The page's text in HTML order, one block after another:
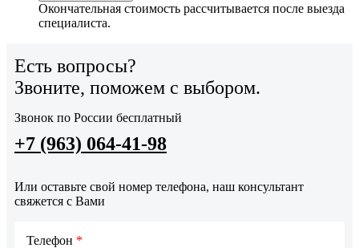
Окончательная стоимость рассчитывается после выезда
специалиста.
Есть вопросы?
Звоните, поможем с выбором.
Звонок по России бесплатный
+7 (963) 064-41-98
Или оставьте свой номер телефона, наш консультант
свяжется с Вами
Телефон *